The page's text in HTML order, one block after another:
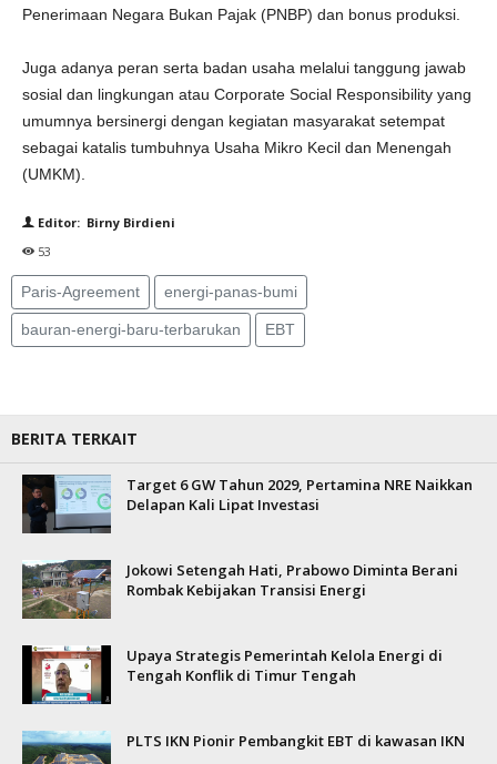
Penerimaan Negara Bukan Pajak (PNBP) dan bonus produksi.
Juga adanya peran serta badan usaha melalui tanggung jawab
sosial dan lingkungan atau Corporate Social Responsibility yang
umumnya bersinergi dengan kegiatan masyarakat setempat
sebagai katalis tumbuhnya Usaha Mikro Kecil dan Menengah
(UMKM).
Editor: Birny Birdieni
53
Paris-Agreement energi-panas-bumi
bauran-energi-baru-terbarukan EBT
BERITA TERKAIT
Target 6 GW Tahun 2029, Pertamina NRE Naikkan
Delapan Kali Lipat Investasi
Jokowi Setengah Hati, Prabowo Diminta Berani
Rombak Kebijakan Transisi Energi
Upaya Strategis Pemerintah Kelola Energi di
Tengah Konflik di Timur Tengah
PLTS IKN Pionir Pembangkit EBT di kawasan IKN